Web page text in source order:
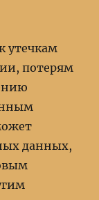
утечкам
потерям
данных,